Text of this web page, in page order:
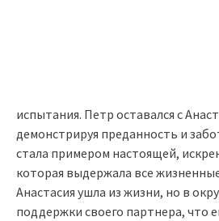
испытания. Петр оставался с
демонстрируя преданность и
стала примером настоящей,
которая выдержала все
Анастасия ушла из жизни, но в
поддержки своего партнера, что